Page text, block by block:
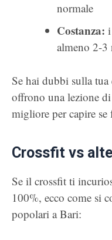
normale
Costanza: i
almeno 2-3
Se hai dubbi sulla
offrono una lezione
migliore per capire se
Crossfit vs
Se il crossfit ti
100%, ecco come si
popolari a Bari: